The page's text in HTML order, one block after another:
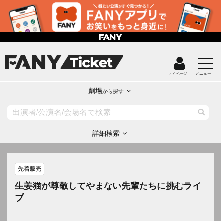
マイページ メニュー
劇場から探す
詳細検索
先着販売
生姜猫が尊敬してやまない先輩たちに挑むライ
ブ